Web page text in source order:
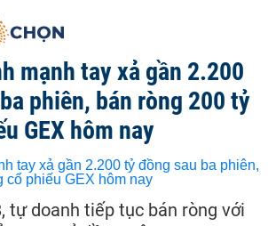
mạnh tay xả gần 2.200
phiên, bán ròng 200 tỷ
GEX hôm nay
tự doanh tiếp tục bán ròng với